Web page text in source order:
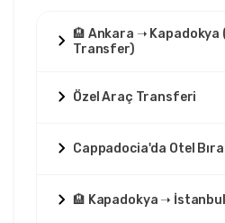
🏨 Ankara ➝ Kapadokya
Transfer)
Özel Araç Transferi
Cappadocia'da Otel
🏨 Kapadokya ➝